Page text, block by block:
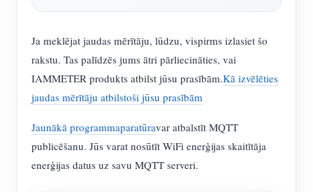
FAQ
Jaunumi
Blogi
Ja meklējat jaudas mērītāju, lūdzu, vispirms izlasiet šo
rakstu. Tas palīdzēs jums ātri pārliecināties, vai
IAMMETER produkts atbilst jūsu prasībām.Kā izvēlēties
jaudas mērītāju atbilstoši jūsu prasībām
Jaunākā programmaparatūravar atbalstīt MQTT
publicēšanu. Jūs varat nosūtīt WiFi enerģijas skaitītāja
enerģijas datus uz savu MQTT serveri.